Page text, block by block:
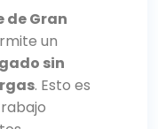
de Gran
un
sin
. Esto es